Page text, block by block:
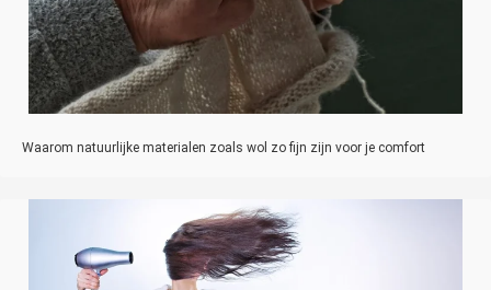
Waarom natuurlijke materialen zoals wol zo fijn zijn voor je comfort